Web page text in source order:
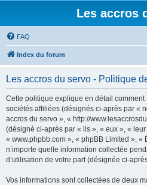
Les accros
FAQ
Index du forum
Les accros du servo - Politique
Cette politique explique en détail
sociétés affiliées (désignés ci-après par «
accros du servo », « http://
(désigné ci-après par « ils », « eux », «
« www.phpbb.com », « phpBB Limited », «
n’importe quelle information collectée
d’utilisation de votre part (désignée ci-
Vos informations sont collectées de deux